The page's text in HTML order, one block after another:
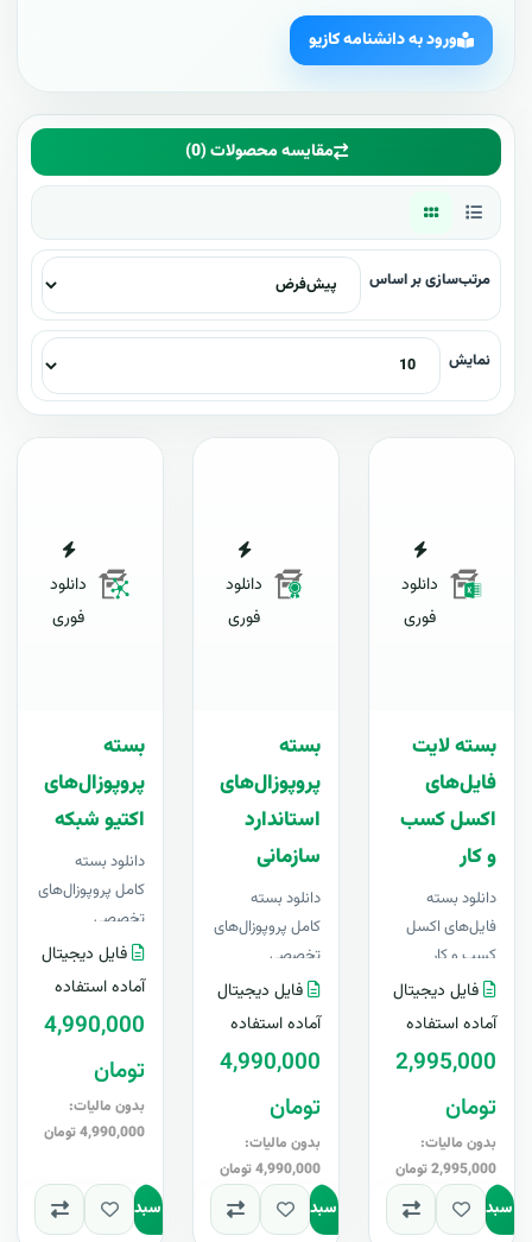
ورود به دانشنامه کازیو
مقایسه محصولات (0)
مرتب‌سازی بر اساس
نمایش
دانلود
فوری
بسته لایت
فایل‌های
اکسل کسب
و کار
دانلود بسته
فایل‌های اکسل
کسب و کار
فایل‌های لایه باز و
قابل ویرایش در
فایل دیجیتال
آماده استفاده
2,995,000
تومان
بدون مالیات:
2,995,000 تومان
به سبد
دانلود
فوری
بسته
پروپوزال‌های
استاندارد
سازمانی
دانلود بسته
کامل پروپوزال‌های
تخصصی
استانداردهای
سازمانی، فایل های
ویرایش در &nbs..
فایل دیجیتال
آماده استفاده
4,990,000
تومان
بدون مالیات:
4,990,000 تومان
افزودن به سبد
دانلود
فوری
بسته
پروپوزال‌های
اکتیو شبکه
دانلود بسته
کامل پروپوزال‌های
تخصصی
سرویس‌های اکتیو
شبکه، فایل های
ویرایش در &nbs..
فایل دیجیتال
آماده استفاده
4,990,000
تومان
بدون مالیات:
4,990,000 تومان
افزودن به سبد